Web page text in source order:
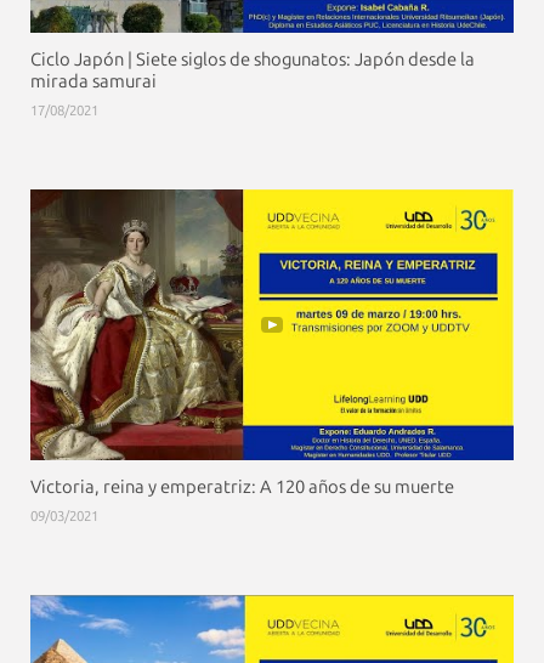
Ciclo Japón | Siete siglos de shogunatos: Japón desde la
mirada samurai
17/08/2021
Victoria, reina y emperatriz: A 120 años de su muerte
09/03/2021